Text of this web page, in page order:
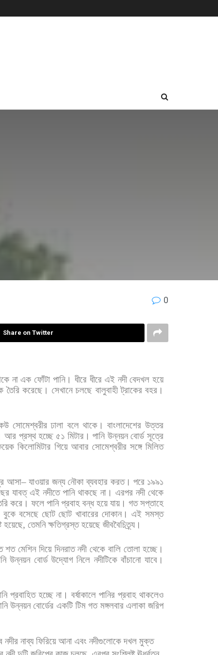
0
Share on Twitter
না এক ফোঁটা পানি। ধীরে ধীরে এই নদী বেদখল হয়ে
তৈরি করেছে। সেখানে চলছে বালুবাহী ট্রাকের বহর।
সোমেশ্বরীর ঢালা বলে থাকে। বাংলাদেশের উত্তর
আর প্রস্থ হচ্ছে ৫১ মিটার। পানি উন্নয়ন বোর্ড সূত্রে
কিলোমিটার গিয়ে আবার সোমেশ্বরীর সঙ্গে মিলিত
আসা–যাওয়ার জন্য নৌকা ব্যবহার করত। পরে ১৯৯১
যাবত্ এই নদীতে পানি থাকছে না। এরপর নদী থেকে
করে। ফলে পানি প্রবাহ বন্ধ হয়ে যায়। গত সপ্তাহে
বুকে বসেছে ছোট ছোট খাবারের দোকান। এই সমস্ত
হয়েছে, তেমনি ক্ষতিগ্রস্ত হয়েছে জীববৈচিত্র্য।
শত মেশিন দিয়ে দিনরাত নদী থেকে বালি তোলা হচ্ছে।
উন্নয়ন বোর্ড উদ্যোগ নিলে নদীটিকে বাঁচানো যাবে।
প্রবাহিত হচ্ছে না। বর্ষাকালে পানির প্রবাহ থাকলেও
উন্নয়ন বোর্ডের একটি টিম গত মঙ্গলবার এলাকা জরিপ
নদীর নাব্য ফিরিয়ে আনা এবং নদীগুলোকে দখল মুক্ত